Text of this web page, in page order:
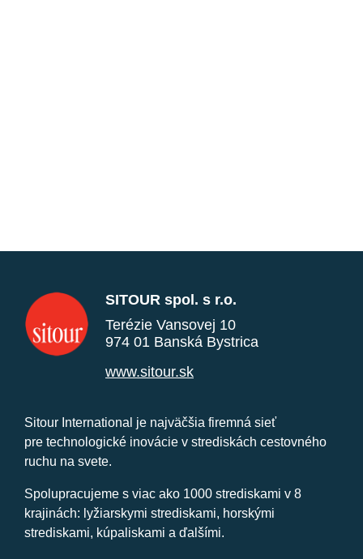
SITOUR spol. s r.o.
Terézie Vansovej 10
974 01 Banská Bystrica
www.sitour.sk
Sitour International je najväčšia firemná sieť
pre technologické inovácie v strediskách cestovného
ruchu na svete.
Spolupracujeme s viac ako 1000 strediskami v 8
krajinách: lyžiarskymi strediskami, horskými
strediskami, kúpaliskami a ďalšími.